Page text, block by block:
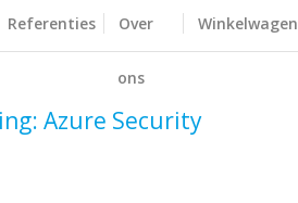
Referenties Over
ons
Winkelwagen
Azure Security